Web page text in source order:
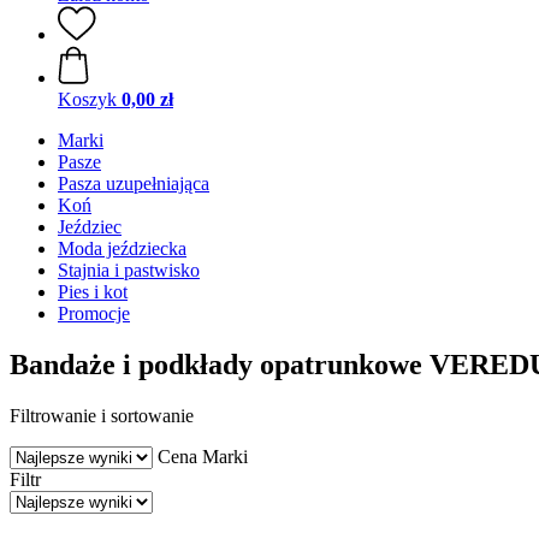
Koszyk 0,00 zł
Marki
Pasze
Pasza uzupełniająca
Koń
Jeździec
Moda jeździecka
Stajnia i pastwisko
Pies i kot
Promocje
Bandaże i podkłady opatrunkowe
Filtrowanie i sortowanie
Cena Marki
Filtr